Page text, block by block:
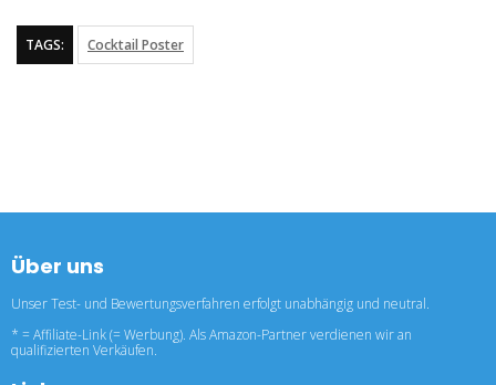
TAGS: Cocktail Poster
Über uns
Unser Test- und Bewertungsverfahren erfolgt unabhängig und neutral.
* = Affiliate-Link (= Werbung). Als Amazon-Partner verdienen wir an
qualifizierten Verkäufen.